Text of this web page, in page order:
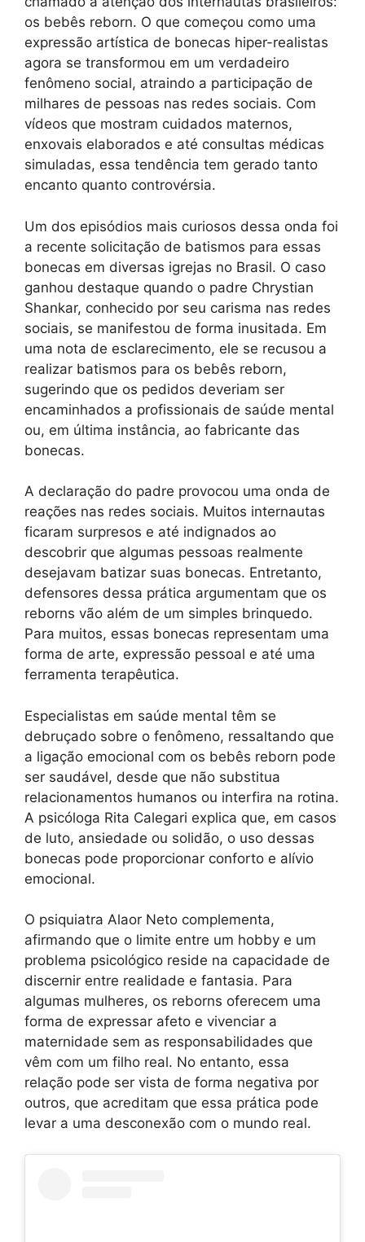
os bebês reborn. O que começou como uma
expressão artística de bonecas hiper-realistas
agora se transformou em um verdadeiro
fenômeno social, atraindo a participação de
milhares de pessoas nas redes sociais. Com
vídeos que mostram cuidados maternos,
enxovais elaborados e até consultas médicas
simuladas, essa tendência tem gerado tanto
encanto quanto controvérsia.
Um dos episódios mais curiosos dessa onda foi
a recente solicitação de batismos para essas
bonecas em diversas igrejas no Brasil. O caso
ganhou destaque quando o padre Chrystian
Shankar, conhecido por seu carisma nas redes
sociais, se manifestou de forma inusitada. Em
uma nota de esclarecimento, ele se recusou a
realizar batismos para os bebês reborn,
sugerindo que os pedidos deveriam ser
encaminhados a profissionais de saúde mental
ou, em última instância, ao fabricante das
bonecas.
A declaração do padre provocou uma onda de
reações nas redes sociais. Muitos internautas
ficaram surpresos e até indignados ao
descobrir que algumas pessoas realmente
desejavam batizar suas bonecas. Entretanto,
defensores dessa prática argumentam que os
reborns vão além de um simples brinquedo.
Para muitos, essas bonecas representam uma
forma de arte, expressão pessoal e até uma
ferramenta terapêutica.
Especialistas em saúde mental têm se
debruçado sobre o fenômeno, ressaltando que
a ligação emocional com os bebês reborn pode
ser saudável, desde que não substitua
relacionamentos humanos ou interfira na rotina.
A psicóloga Rita Calegari explica que, em casos
de luto, ansiedade ou solidão, o uso dessas
bonecas pode proporcionar conforto e alívio
emocional.
O psiquiatra Alaor Neto complementa,
afirmando que o limite entre um hobby e um
problema psicológico reside na capacidade de
discernir entre realidade e fantasia. Para
algumas mulheres, os reborns oferecem uma
forma de expressar afeto e vivenciar a
maternidade sem as responsabilidades que
vêm com um filho real. No entanto, essa
relação pode ser vista de forma negativa por
outros, que acreditam que essa prática pode
levar a uma desconexão com o mundo real.